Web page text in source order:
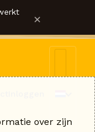
×
over zijn